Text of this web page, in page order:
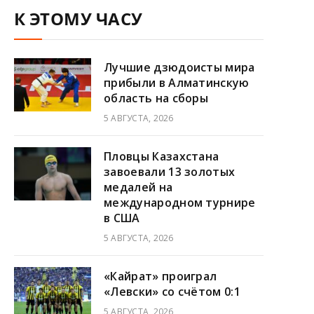
К ЭТОМУ ЧАСУ
Лучшие дзюдоисты мира
прибыли в Алматинскую
область на сборы
5 АВГУСТА, 2026
Пловцы Казахстана
завоевали 13 золотых
медалей на
международном турнире
в США
5 АВГУСТА, 2026
«Кайрат» проиграл
«Левски» со счётом 0:1
5 АВГУСТА, 2026